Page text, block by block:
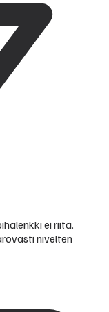
ei riitä.
nivelten